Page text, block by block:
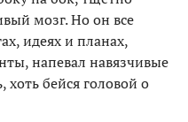
мозг. Но он все
идеях и планах,
напевал навязчивые
бейся головой о